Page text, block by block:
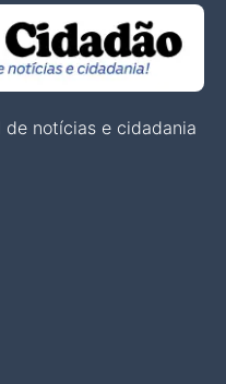
notícias e cidadania